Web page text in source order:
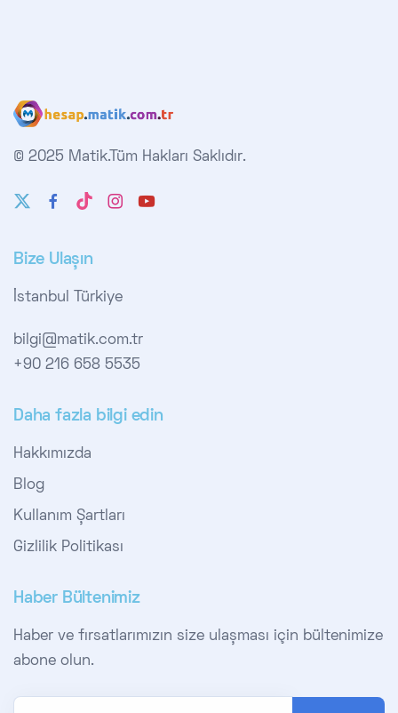
© 2025 Matik.Tüm Hakları Saklıdır.
Bize Ulaşın
İstanbul Türkiye
bilgi@matik.com.tr
+90 216 658 5535
Daha fazla bilgi edin
Hakkımızda
Blog
Kullanım Şartları
Gizlilik Politikası
Haber Bültenimiz
Haber ve fırsatlarımızın size ulaşması için bültenimize
abone olun.